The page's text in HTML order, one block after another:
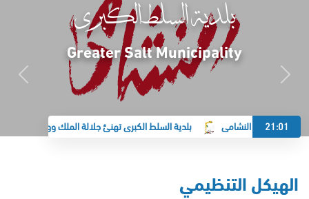
بلدية السلط الكبرى
Greater Salt Municipality
21:01
الكبرى تدعم النشامى بلدية السلط الكبرى تهنئ جلالة الملك وولي العهد
الهيكل التنظيمي